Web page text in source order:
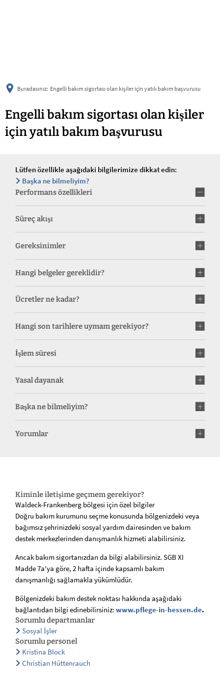
Buradasınız: Engelli bakım sigortası olan kişiler için yatılı bakım başvurusu
Engelli bakım sigortası olan kişiler
için yatılı bakım başvurusu
Lütfen özellikle aşağıdaki bilgilerimize dikkat edin:
Başka ne bilmeliyim?
Performans özellikleri
Süreç akışı
Gereksinimler
Hangi belgeler gereklidir?
Ücretler ne kadar?
Hangi son tarihlere uymam gerekiyor?
İşlem süresi
Yasal dayanak
Başka ne bilmeliyim?
Yorumlar
Kiminle iletişime geçmem gerekiyor?
Waldeck-Frankenberg bölgesi için özel bilgiler
Doğru bakım kurumunu seçme konusunda bölgenizdeki veya
bağımsız şehrinizdeki sosyal yardım dairesinden ve bakım
destek merkezlerinden danışmanlık hizmeti alabilirsiniz.
Ancak bakım sigortanızdan da bilgi alabilirsiniz. SGB XI
Madde 7a'ya göre, 2 hafta içinde kapsamlı bakım
danışmanlığı sağlamakla yükümlüdür.
Bölgenizdeki bakım destek noktası hakkında aşağıdaki
bağlantıdan bilgi edinebilirsiniz:www.pflege-in-hessen.de.
Sorumlu departmanlar
Sosyal İşler
Sorumlu personel
Kristina Block
Christian Hüttenrauch